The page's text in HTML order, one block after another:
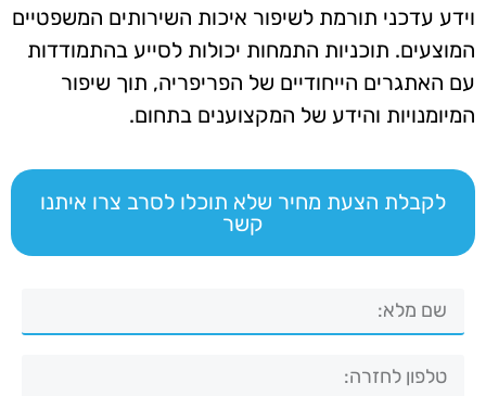
וידע עדכני תורמת לשיפור איכות השירותים המשפטיים
המוצעים. תוכניות התמחות יכולות לסייע בהתמודדות
עם האתגרים הייחודיים של הפריפריה, תוך שיפור
המיומנויות והידע של המקצוענים בתחום.
לקבלת הצעת מחיר שלא תוכלו לסרב צרו איתנו
קשר